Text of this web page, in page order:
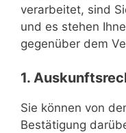
verarbeitet, sind
und es stehen
gegenüber dem
1.
Sie können von
Bestätigung